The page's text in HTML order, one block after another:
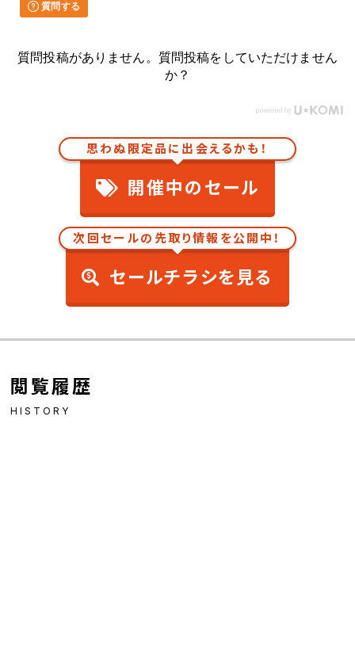
質問する
質問投稿がありません。質問投稿をしていただけません
か？
思わぬ限定品に出会えるかも！
開催中のセール
次回セールの先取り情報を公開中！
セールチラシを見る
閲覧履歴
HISTORY